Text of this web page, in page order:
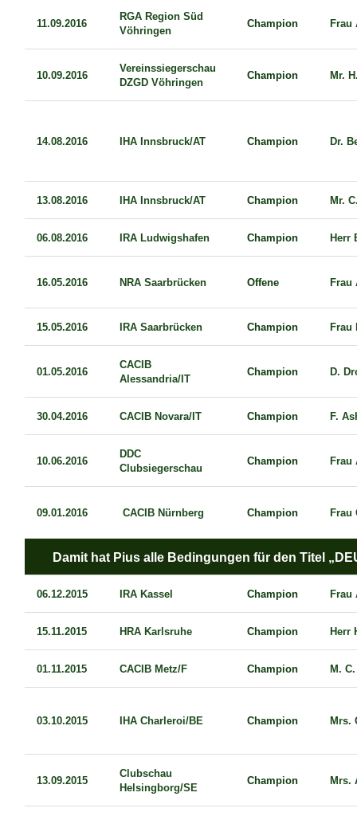
11.09.2016
RGA Region Süd
Vöhringen
Champion Frau
10.09.2016
Vereinssiegerschau
DZGD Vöhringen
Champion Mr.
14.08.2016 IHA Innsbruck/AT Champion Dr.
13.08.2016 IHA Innsbruck/AT Champion Mr.
06.08.2016 IRA Ludwigshafen Champion Herr
16.05.2016 NRA Saarbrücken Offene Frau
15.05.2016 IRA Saarbrücken Champion Frau
01.05.2016
CACIB
Alessandria/IT
Champion D.
30.04.2016 CACIB Novara/IT Champion F.
10.06.2016
DDC
Clubsiegerschau
Champion Frau
09.01.2016 CACIB Nürnberg Champion Frau
Damit hat Pius alle Bedingungen für den Titel
06.12.2015 IRA Kassel Champion Frau
15.11.2015 HRA Karlsruhe Champion Herr
01.11.2015 CACIB Metz/F Champion M.
03.10.2015 IHA Charleroi/BE Champion Mrs.
13.09.2015
Clubschau
Helsingborg/SE
Champion Mrs.